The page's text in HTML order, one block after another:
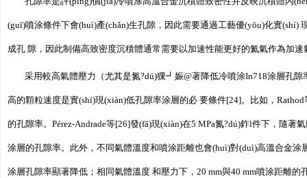
(guī)噴涂條件下會(huì)產(chǎn)生孔隙，因此需要通過工藝優(yōu)化實
成孔 隙，因此制備高致密度沉積體通常需要以加速性能更好的氦氣作為加
采用較高氣體壓力（尤其是氮?dú)猓┛娠@著降低冷噴涂In718涂層孔
高的顆粒速度是實(shí)現(xiàn)低孔隙率涂層的必 要條件[24]。比如，
的孔隙率。Pérez-Andrade等[26]發(fā)現(xiàn)在5 MPa氮?dú)鈼l件下，隨
涂層的孔隙率。此外，不同氣體溫度和噴涂距離也會(huì)對(duì)高溫合金
涂層孔隙率顯著降低；相同氣體溫度 和壓力下，20 mm與40 mm噴涂距離